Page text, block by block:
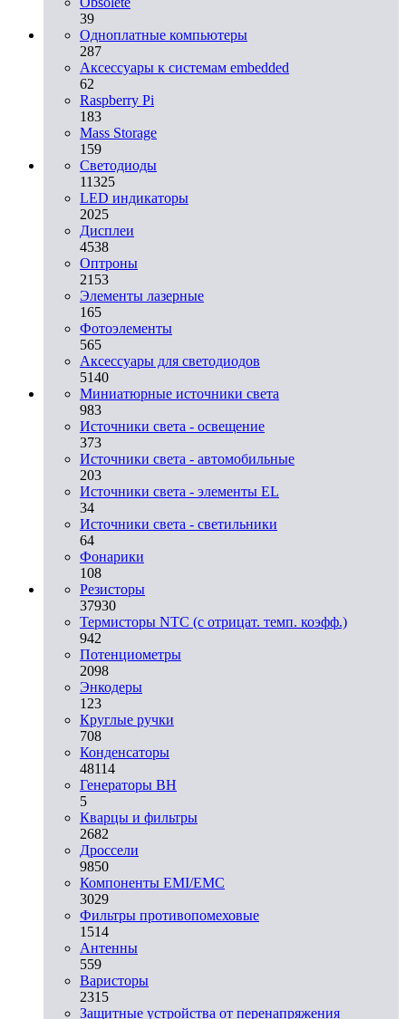
39
Одноплатные компьютеры
287
Аксессуары к системам embedded
62
Raspberry Pi
183
Mass Storage
159
Светодиоды
11325
LED индикаторы
2025
Дисплеи
4538
Оптроны
2153
Элементы лазерные
165
Фотоэлементы
565
Аксессуары для светодиодов
5140
Миниатюрные источники света
983
Источники света - освещение
373
Источники света - автомобильные
203
Источники света - элементы EL
34
Источники света - светильники
64
Фонарики
108
Резисторы
37930
Термисторы NTC (с отрицат. темп. коэфф.)
942
Потенциометры
2098
Энкодеры
123
Круглые ручки
708
Конденсаторы
48114
Генераторы ВН
5
Кварцы и фильтры
2682
Дроссели
9850
Компоненты EMI/EMC
3029
Фильтры противопомеховые
1514
Антенны
559
Варисторы
2315
Защитные устройства от перенапряжения